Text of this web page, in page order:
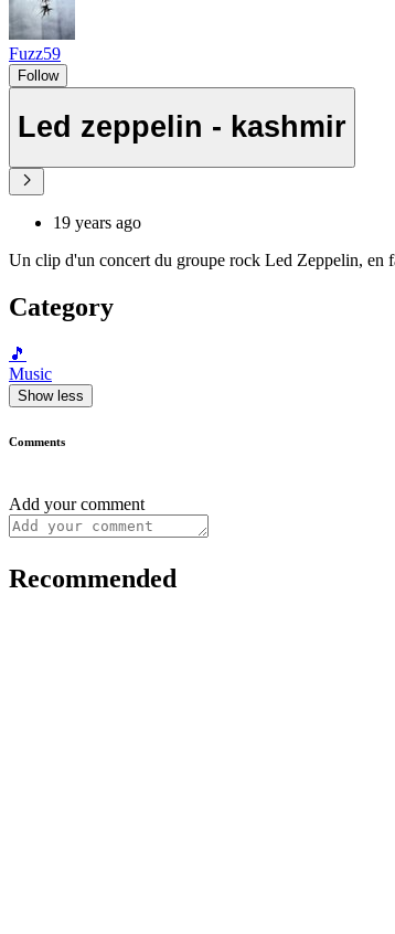
Fuzz59
Follow
Led zeppelin - kashmir
19 years ago
Un clip d'un concert du groupe rock Led Zeppelin, en
Category
🎵
Music
Show less
Comments
Add your comment
Recommended